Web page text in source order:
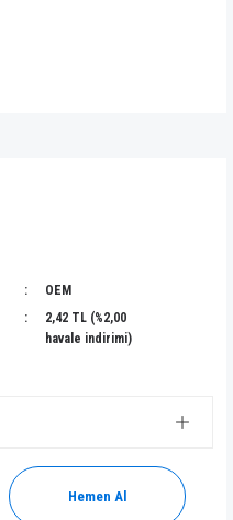
OEM
2,42 TL (%2,00
havale indirimi)
Hemen Al